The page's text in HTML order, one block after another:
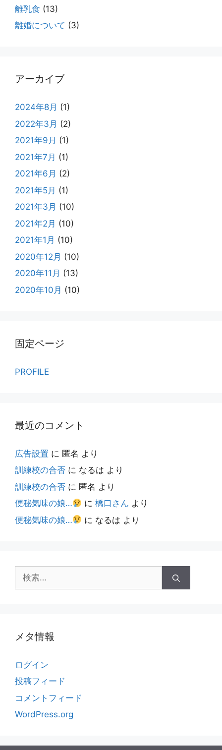
離乳食 (13)
離婚について (3)
アーカイブ
2024年8月 (1)
2022年3月 (2)
2021年9月 (1)
2021年7月 (1)
2021年6月 (2)
2021年5月 (1)
2021年3月 (10)
2021年2月 (10)
2021年1月 (10)
2020年12月 (10)
2020年11月 (13)
2020年10月 (10)
固定ページ
PROFILE
最近のコメント
広告設置 に 匿名 より
訓練校の合否 に なるは より
訓練校の合否 に 匿名 より
便秘気味の娘…
に橋口さん より
便秘気味の娘…
に なるは より
索:
メタ情報
ログイン
投稿フィード
コメントフィード
WordPress.org